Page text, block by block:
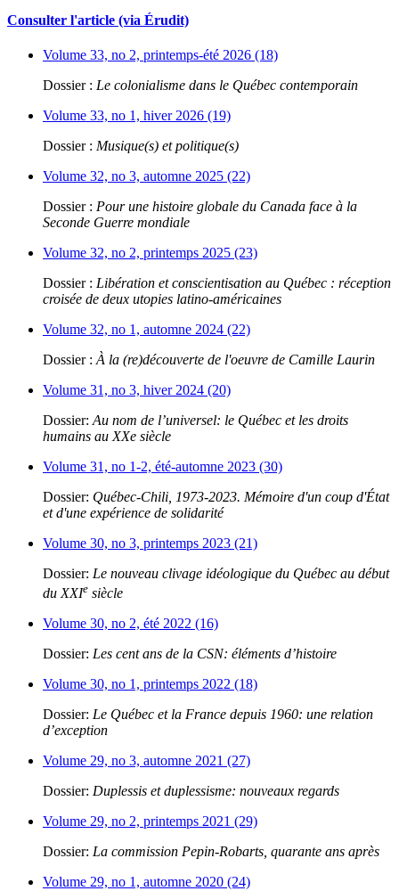
Consulter l'article (via Érudit)
Volume 33, no 2, printemps-été 2026 (18)
Dossier : Le colonialisme dans le Québec contemporain
Volume 33, no 1, hiver 2026 (19)
Dossier : Musique(s) et politique(s)
Volume 32, no 3, automne 2025 (22)
Dossier : Pour une histoire globale du Canada face à la
Seconde Guerre mondiale
Volume 32, no 2, printemps 2025 (23)
Dossier : Libération et conscientisation au Québec : réception
croisée de deux utopies latino-américaines
Volume 32, no 1, automne 2024 (22)
Dossier : À la (re)découverte de l'oeuvre de Camille Laurin
Volume 31, no 3, hiver 2024 (20)
Dossier: Au nom de l’universel: le Québec et les droits
humains au XXe siècle
Volume 31, no 1-2, été-automne 2023 (30)
Dossier: Québec-Chili, 1973-2023. Mémoire d'un coup d'État
et d'une expérience de solidarité
Volume 30, no 3, printemps 2023 (21)
Dossier: Le nouveau clivage idéologique du Québec au début
du XXIe siècle
Volume 30, no 2, été 2022 (16)
Dossier: Les cent ans de la CSN: éléments d’histoire
Volume 30, no 1, printemps 2022 (18)
Dossier: Le Québec et la France depuis 1960: une relation
d’exception
Volume 29, no 3, automne 2021 (27)
Dossier: Duplessis et duplessisme: nouveaux regards
Volume 29, no 2, printemps 2021 (29)
Dossier: La commission Pepin-Robarts, quarante ans après
Volume 29, no 1, automne 2020 (24)